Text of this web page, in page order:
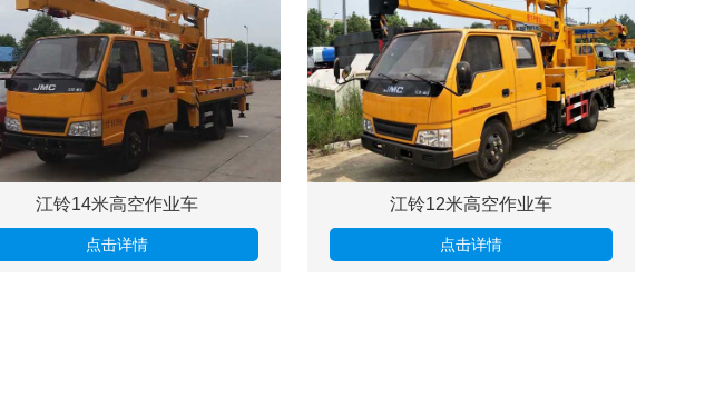
江铃14米高空作业车
点击详情
江铃12米高空作业车
点击详情